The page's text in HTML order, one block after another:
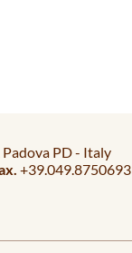
PD - Italy
+39.049.8750693